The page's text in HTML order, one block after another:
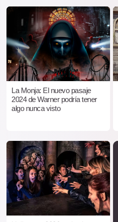
La Monja: El nuevo pasaje
2024 de Warner podría tener
algo nunca visto